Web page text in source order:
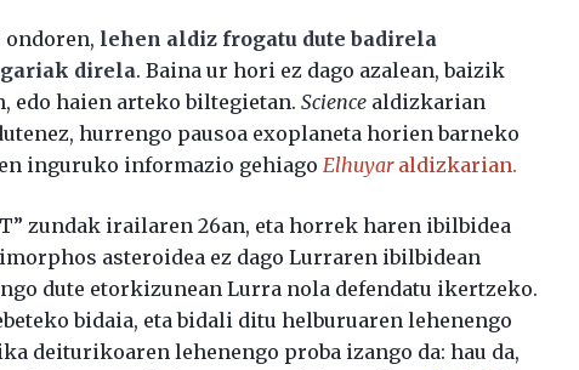
ondoren, lehen aldiz frogatu dute badirela
direla. Baina ur hori ez dago azalean, baizik
edo haien arteko biltegietan.Science aldizkarian
hurrengo pausoa exoplaneta horien barneko
inguruko informazio gehiagoElhuyar aldizkarian.
zundak irailaren 26an, eta horrek haren ibilbidea
asteroidea ez dago Lurraren ibilbidean
dute etorkizunean Lurra nola defendatu ikertzeko.
bidaia, eta bidali ditu helburuaren lehenengo
deiturikoaren lehenengo proba izango da: hau da,